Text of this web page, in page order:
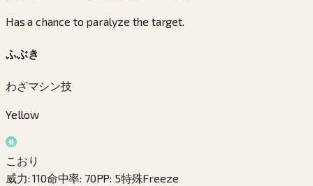
Has a chance to paralyze the target.
ふぶき
わざマシン技
Yellow
こおり
威力:110命中率: 70PP: 5特殊Freeze